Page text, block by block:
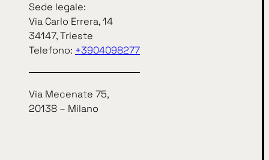
Sede legale:
Via Carlo Errera, 14
34147, Trieste
Telefono: +3904098277
Via Mecenate 75,
20138 – Milano
Sede legale:
Via Carlo Errera, 14
34147, Trieste
telefono+3904098277
Via Mecenate 75,
20138 – Milano